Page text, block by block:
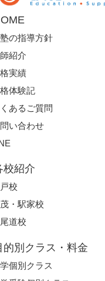
の指導方針
紹介
実績
体験記
あるご質問
い合わせ
校紹介
校
・駅家校
道校
的別クラス・料金
個別クラス